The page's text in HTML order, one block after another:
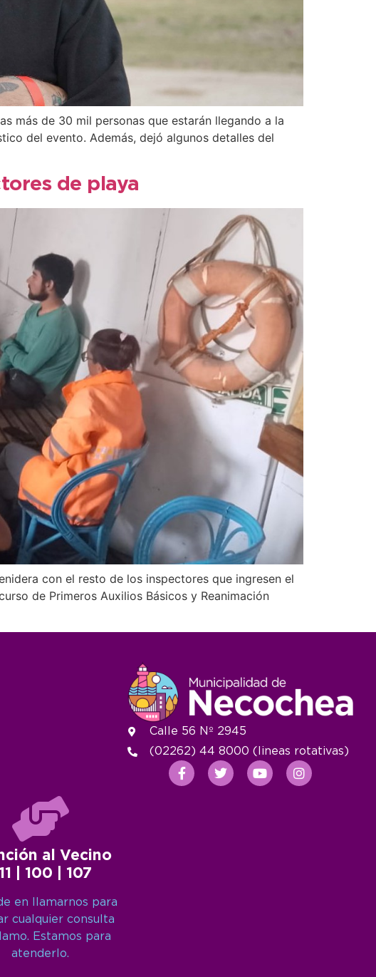
más de 30 mil personas que estarán llegando a la
del evento. Además, dejó algunos detalles del
de playa
con el resto de los inspectores que ingresen el
de Primeros Auxilios Básicos y Reanimación
al Vecino
| 100 | 107
en llamarnos para
cualquier consulta
Estamos para
atenderlo.
Calle 56 Nº 2945
(02262) 44 8000 (lineas rotativas)